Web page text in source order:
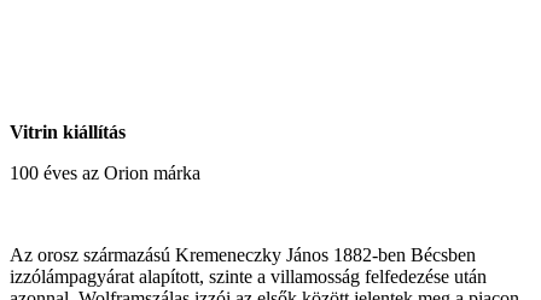
Vitrin kiállítás
100 éves az Orion márka
Az orosz származású Kremeneczky János 1882-ben Bécsben
izzólámpagyárat alapított, szinte a villamosság felfedezése után